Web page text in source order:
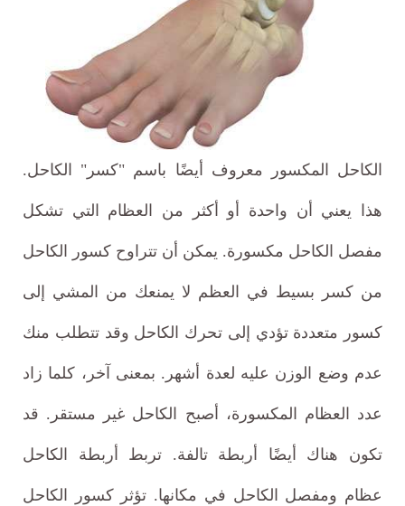
الكاحل المكسور معروف أيضًا باسم "كسر" الكاحل.
هذا يعني أن واحدة أو أكثر من العظام التي تشكل
مفصل الكاحل مكسورة. يمكن أن تتراوح كسور الكاحل
من كسر بسيط في العظم لا يمنعك من المشي إلى
كسور متعددة تؤدي إلى تحرك الكاحل وقد تتطلب منك
عدم وضع الوزن عليه لعدة أشهر. بمعنى آخر، كلما زاد
عدد العظام المكسورة، أصبح الكاحل غير مستقر. قد
تكون هناك أيضًا أربطة تالفة. تربط أربطة الكاحل
عظام ومفصل الكاحل في مكانها. تؤثر كسور الكاحل